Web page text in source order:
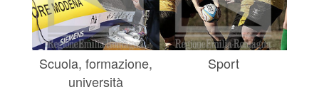
Scuola, formazione,
università
Sport